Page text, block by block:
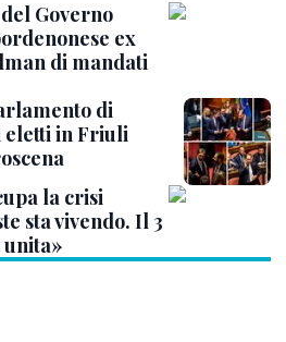
Governo
ex
di mandati
di
eletti in Friuli
la crisi
sta vivendo. Il 3
unita»